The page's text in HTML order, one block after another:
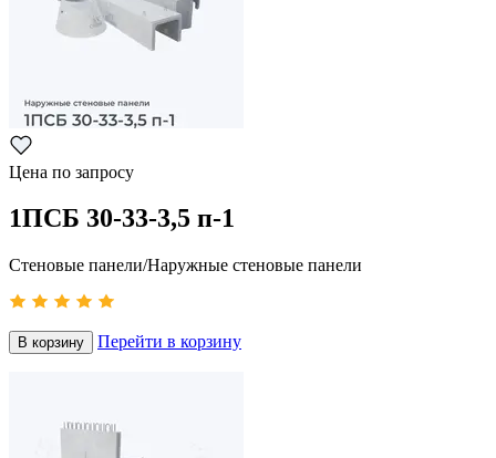
Цена по запросу
1ПСБ 30-33-3,5 п-1
Стеновые панели/Наружные стеновые панели
В корзину Перейти в корзину